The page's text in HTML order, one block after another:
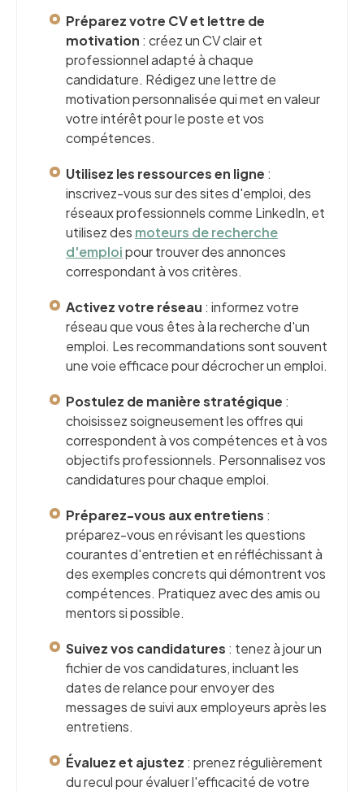
Préparez votre CV et lettre de
motivation : créez un CV clair et
professionnel adapté à chaque
candidature. Rédigez une lettre de
motivation personnalisée qui met en valeur
votre intérêt pour le poste et vos
compétences.
Utilisez les ressources en ligne :
inscrivez-vous sur des sites d'emploi, des
réseaux professionnels comme LinkedIn, et
utilisez des moteurs de recherche
d'emploipour trouver des annonces
correspondant à vos critères.
Activez votre réseau : informez votre
réseau que vous êtes à la recherche d'un
emploi. Les recommandations sont souvent
une voie efficace pour décrocher un emploi.
Postulez de manière stratégique :
choisissez soigneusement les offres qui
correspondent à vos compétences et à vos
objectifs professionnels. Personnalisez vos
candidatures pour chaque emploi.
Préparez-vous aux entretiens :
préparez-vous en révisant les questions
courantes d'entretien et en réfléchissant à
des exemples concrets qui démontrent vos
compétences. Pratiquez avec des amis ou
mentors si possible.
Suivez vos candidatures : tenez à jour un
fichier de vos candidatures, incluant les
dates de relance pour envoyer des
messages de suivi aux employeurs après les
entretiens.
Évaluez et ajustez : prenez régulièrement
du recul pour évaluer l'efficacité de votre